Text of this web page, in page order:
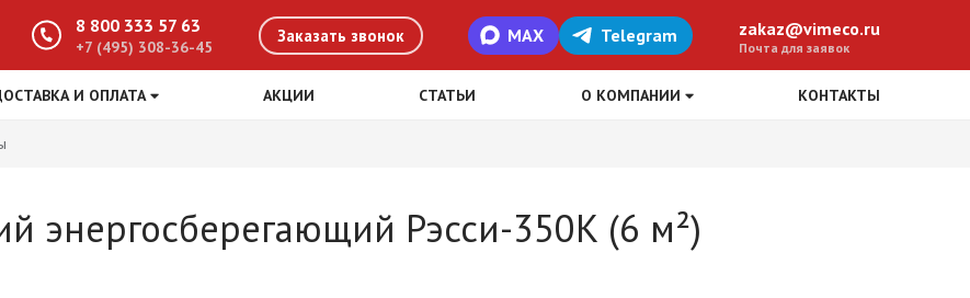
8 800 333 57 63
+7 (495) 308-36-45
Заказать звонок MAX Telegram zakaz@vimeco.ru
Почта для заявок
И ОПЛАТА АКЦИИ СТАТЬИ О КОМПАНИИ КОНТАКТЫ
энергосберегающий Рэсси-350К (6 м²)